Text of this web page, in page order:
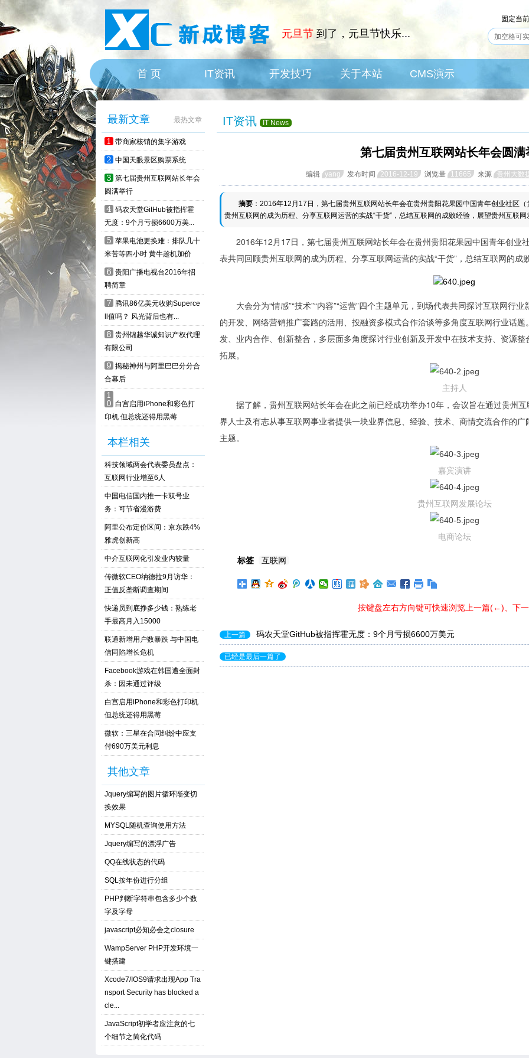
元旦节 到了，元旦节快乐...
固定当
首 页 HOME
IT资讯 IT News
开发技巧 Skill
关于本站 About
CMS演示
最新文章 最热文章
1 带商家核销的集字游戏
2 中国天眼景区购票系统
3 第七届贵州互联网站长年会
圆满举行
4 码农天堂GitHub被指挥霍
无度：9个月亏损6600万美...
5 苹果电池更换难：排队几十
米苦等四小时 黄牛趁机加价
6 贵阳广播电视台2016年招
聘简章
7 腾讯86亿美元收购Superce
ll值吗？ 风光背后也有...
8 贵州锦越华诚知识产权代理
有限公司
9 揭秘神州与阿里巴巴分分合
合幕后
1
0 白宫启用iPhone和彩色打
印机 但总统还得用黑莓
本栏相关
科技领域两会代表委员盘点：
互联网行业增至6人
中国电信国内推一卡双号业
务：可节省漫游费
阿里公布定价区间：京东跌4%
雅虎创新高
中介互联网化引发业内较量
传微软CEO纳德拉9月访华：
正值反垄断调查期间
快递员到底挣多少钱：熟练老
手最高月入15000
联通新增用户数暴跌 与中国电
信同陷增长危机
Facebook游戏在韩国遭全面封
杀：因未通过评级
白宫启用iPhone和彩色打印机
但总统还得用黑莓
微软：三星在合同纠纷中应支
付690万美元利息
其他文章
Jquery编写的图片循环渐变切
换效果
MYSQL随机查询使用方法
Jquery编写的漂浮广告
QQ在线状态的代码
SQL按年份进行分组
PHP判断字符串包含多少个数
字及字母
javascript必知必会之closure
WampServer PHP开发环境一
键搭建
Xcode7/IOS9请求出现App Tra
nsport Security has blocked a
cle...
JavaScript初学者应注意的七
个细节之简化代码
IT资讯 IT News
第七届贵州互联网站长年会圆满
编辑 yang 发布时间 2016-12-19 浏览量 11665 来源 贵州大数
摘要 ：​2016年12月17日，第七届贵州互联网站长年会在贵州贵阳花果园中国青年创业社区
贵州互联网的成为历程、分享互联网运营的实战“干货”，总结互联网的成败经验，展望贵州互联
2016年12月17日，第七届贵州互联网站长年会在贵州贵阳花果园中国青年创业
表共同回顾贵州互联网的成为历程、分享互联网运营的实战“干货”，总结互联网的
大会分为“情感”“技术”“内容”“运营”四个主题单元，到场代表共同探讨互联网行
的开发、网络营销推广套路的活用、投融资多模式合作洽谈等多角度互联网行业话
发、业内合作、创新整合，多层面多角度探讨行业创新及开发中在技术支持、资源
拓展。
主持人
据了解，贵州互联网站长年会在此之前已经成功举办10年，会议旨在通过贵州互
界人士及有志从事互联网事业者提供一块业界信息、经验、技术、商情交流合作的
主题。
嘉宾演讲
贵州互联网发展论坛
电商论坛
标签 互联网
按键盘左右方向键可快速浏览上一篇(←)、下
上一篇 码农天堂GitHub被指挥霍无度：9个月亏损6600万美元
已经是最后一篇了